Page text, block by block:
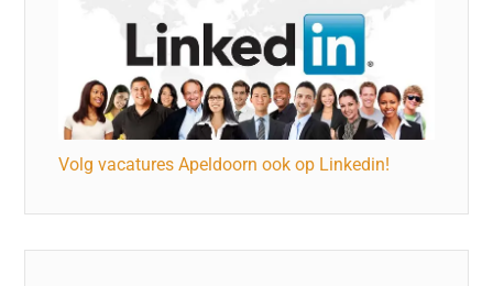
Volg vacatures Apeldoorn ook op Linkedin!